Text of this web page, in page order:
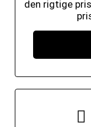
den rigtige